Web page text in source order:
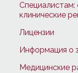
Специалистам:
клинические
Лицензии
Информация о
Медицинские